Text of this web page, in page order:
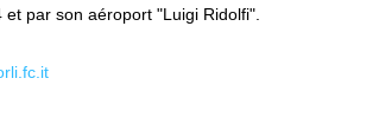
et par son aéroport "Luigi Ridolfi".